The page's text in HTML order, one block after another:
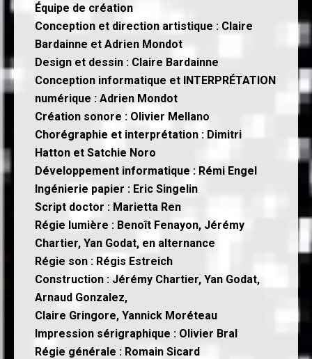
Équipe de création
Conception et direction artistique : Claire
Bardainne et Adrien Mondot
Design et dessin : Claire Bardainne
Conception informatique et INTERPRÉTATION
numérique : Adrien Mondot
Création sonore : Olivier Mellano
Chorégraphie et interprétation : Dimitri
Hatton et Satchie Noro
Développement informatique : Rémi Engel
Ingénierie papier : Eric Singelin
Script doctor : Marietta Ren
Régie lumière : Benoît Fenayon, Jérémy
Chartier, Yan Godat, en alternance
Régie son : Régis Estreich
Construction : Jérémy Chartier, Yan Godat,
Arnaud Gonzalez,
Claire Gringore, Yannick Moréteau
Impression sérigraphique : Olivier Bral
Régie générale : Romain Sicard